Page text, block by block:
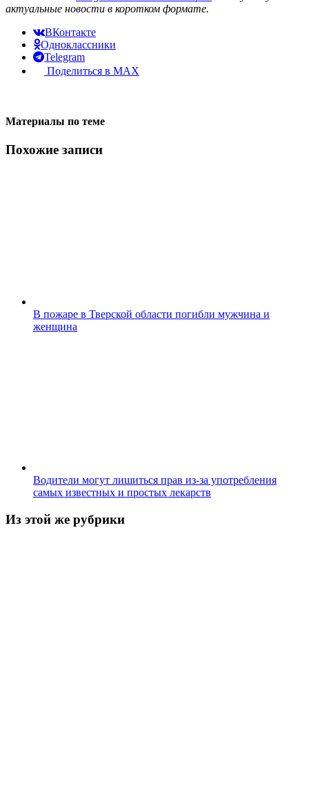
актуальные новости в коротком формате.
ВКонтакте
Одноклассники
Telegram
Поделиться в MAX
Материалы по теме
Похожие записи
В пожаре в Тверской области погибли мужчина и
женщина
Водители могут лишиться прав из-за употребления
самых известных и простых лекарств
Из этой же рубрики